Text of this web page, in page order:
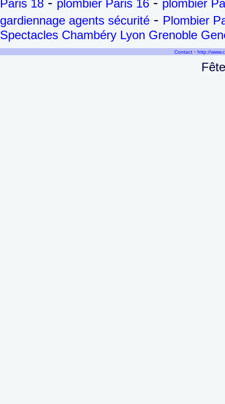
Paris 18 plombier Paris 16
plombier
gardiennage agents sécurité - Plombier
Spectacles Chambéry Lyon Grenoble
Contact - http://